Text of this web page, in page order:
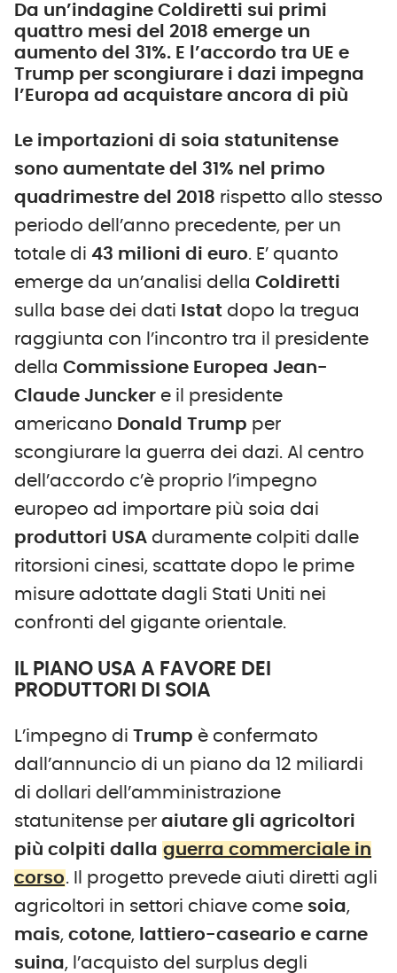
Da un’indagine Coldiretti sui primi
quattro mesi del 2018 emerge un
aumento del 31%. E l’accordo tra UE e
Trump per scongiurare i dazi impegna
l’Europa ad acquistare ancora di più
Le importazioni di soia statunitense
sono aumentate del 31% nel primo
quadrimestre del 2018 rispetto allo stesso
periodo dell’anno precedente, per un
totale di 43 milioni di euro. E’ quanto
emerge da un’analisi della Coldiretti
sulla base dei dati
Istat dopo la tregua
raggiunta con l’incontro tra il presidente
della Commissione Europea Jean-
Claude Juncker e il presidente
americano Donald Trump per
scongiurare la guerra dei dazi. Al centro
dell’accordo c’è proprio l’impegno
europeo ad importare più soia dai
produttori USA duramente colpiti dalle
ritorsioni cinesi, scattate dopo le prime
misure adottate dagli Stati Uniti nei
confronti del gigante orientale.
IL PIANO USA A FAVORE DEI
PRODUTTORI DI SOIA
L’impegno di Trump è confermato
dall’annuncio di un piano da 12 miliardi
di dollari dell’amministrazione
statunitense per aiutare gli agricoltori
più colpiti dalla guerra commerciale in
corso. Il progetto prevede aiuti diretti agli
agricoltori in settori chiave come soia,
mais, cotone, lattiero-caseario e carne
suina, l’acquisto del surplus degli